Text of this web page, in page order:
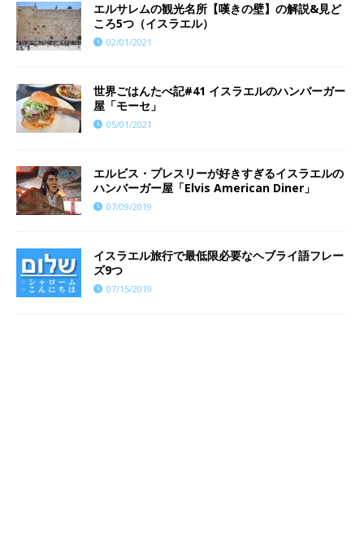
エルサレムの観光名所【嘆きの壁】の解説&見ど
ころ5つ（イスラエル）
02/01/2021
世界ごはんたべ記#41 イスラエルのハンバーガー
屋「モーセ」
05/01/2021
エルビス・プレスリーが好きすぎるイスラエルの
ハンバーガー屋「Elvis American Diner」
07/09/2019
イスラエル旅行で最低限必要なヘブライ語フレー
ズ9つ
07/15/2019